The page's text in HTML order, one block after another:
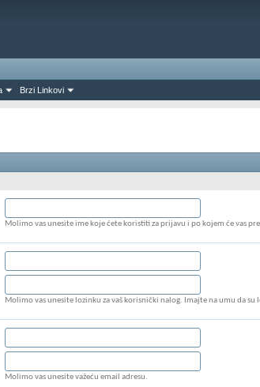
Brzi Linkovi
Molimo vas unesite ime koje ćete koristiti za prijavu i po kojem će vas
Molimo vas unesite lozinku za vaš korisnički nalog. Imajte na umu da su
Molimo vas unesite važeću email adresu.